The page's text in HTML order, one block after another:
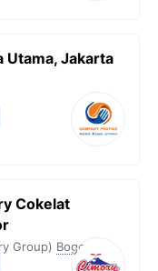
Utama, Jakarta
Cokelat
Group) Bogor